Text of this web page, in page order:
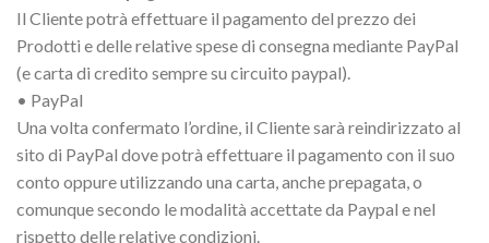
Il Cliente potrà effettuare il pagamento del prezzo dei
Prodotti e delle relative spese di consegna mediante PayPal
(e carta di credito sempre su circuito paypal).
• PayPal
Una volta confermato l’ordine, il Cliente sarà reindirizzato al
sito di PayPal dove potrà effettuare il pagamento con il suo
conto oppure utilizzando una carta, anche prepagata, o
comunque secondo le modalità accettate da Paypal e nel
rispetto delle relative condizioni.